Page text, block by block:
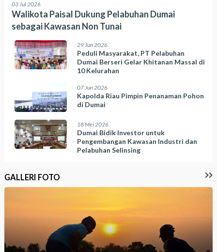
03 Jul 2026
Walikota Paisal Dukung Pelabuhan Dumai
sebagai Kawasan Non Tunai
29 Jun 2026
Peduli Masyarakat, PT Pelabuhan
Dumai Berseri Gelar Khitanan Massal di
10 Kelurahan
07 Jun 2026
Kapolda Riau Pimpin Penanaman Pohon
di Dumai
18 Mei 2026
Dumai Bidik Investor untuk
Pengembangan Kawasan Industri dan
Pelabuhan Selinsing
GALLERI FOTO